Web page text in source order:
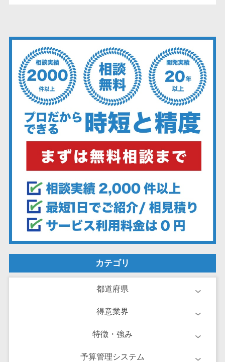
ェックアプリ
店舗業務支援
システム
配送ルート最
適化
IT点呼サービス
医療・介護業
界向け
電子カルテ
ト
介護ソフト
オンライン診
療システム
行サービス
訪問看護ステ
ーション向けサ
健康診断シス
診療予約シス
カテゴリ
都道府県
得意業界
特徴・強み
予算管理システム